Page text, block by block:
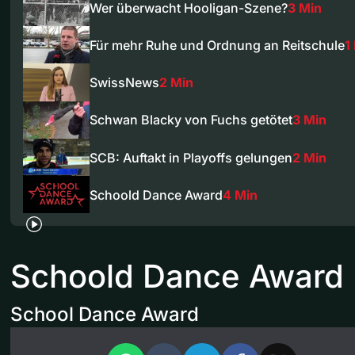
Wer überwacht Hooligan-Szene?3 Min
Für mehr Ruhe und Ordnung an Reitschule1
SwissNews2 Min
Schwan Blacky von Fuchs getötet3 Min
SCB: Auftakt in Playoffs gelungen2 Min
Schoold Dance Award4 Min
Schoold Dance Award
School Dance Award